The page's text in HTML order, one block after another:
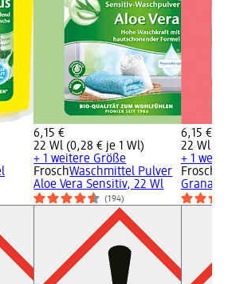
6,15 €
22 Wl (0,28 € je 1 Wl)
+ 1 weitere Größe
FroschWaschmittel Pulver
Aloe Vera Sensitiv, 22 Wl
(194)
6,15 €
22 Wl
+ 1
Frosch